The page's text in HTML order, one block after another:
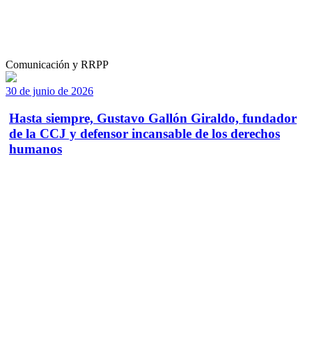
Comunicación y RRPP
30 de junio de 2026
Hasta siempre, Gustavo Gallón Giraldo, fundador
de la CCJ y defensor incansable de los derechos
humanos